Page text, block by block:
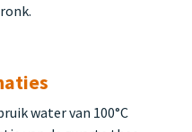
water van 100°C